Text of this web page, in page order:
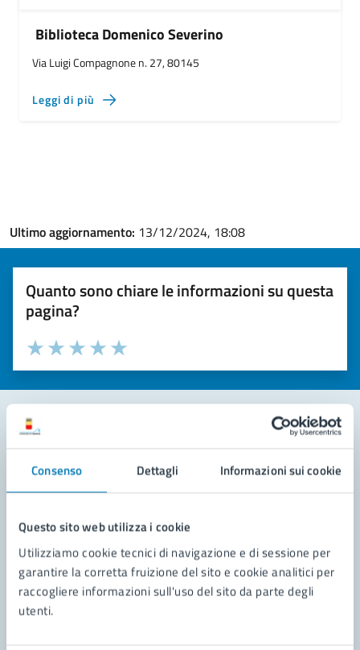
Consenso Dettagli Informazioni sui cookie
Questo sito web utilizza i cookie
Utilizziamo cookie tecnici di navigazione e di sessione per
garantire la corretta fruizione del sito e cookie analitici per
raccogliere informazioni sull'uso del sito da parte degli
utenti.
Biblioteca Domenico Severino
Via Luigi Compagnone n. 27, 80145
Leggi di più
Ultimo aggiornamento: 13/12/2024, 18:08
Quanto sono chiare le informazioni su questa
pagina?
Valuta la chiarezza delle informazioni (da 1 a 5 stelle)
Seleziona il numero di stelle per valutare la chiarezza delle
Valuta 5 stelle su 5
Valuta 4 stelle su 5
Valuta 3 stelle su 5
Valuta 2 stelle su 5
Valuta 1 stelle su 5
Leggi le domande frequenti
Richiedi assistenza
Prenota appuntamento
Problemi in città